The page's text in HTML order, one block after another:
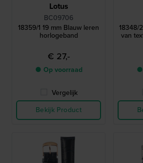
Lotus
BC09706
18359/1 19 mm Blauw leren
horlogeband
€ 27,-
● Op voorraad
Vergelijk
Bekijk Product
18348/
van
●